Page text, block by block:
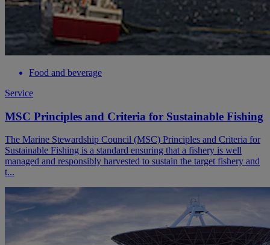
Food and beverage
Service
MSC Principles and Criteria for Sustainable Fishing
The Marine Stewardship Council (MSC) Principles and Criteria for
Sustainable Fishing is a standard ensuring that a fishery is well
managed and responsibly harvested to sustain the target fishery and
t...